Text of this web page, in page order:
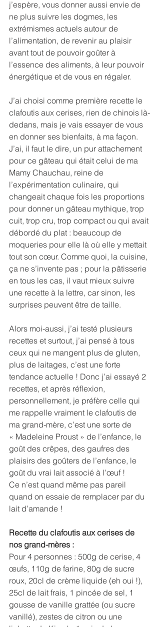
j’espère, vous donner aussi envie de
ne plus suivre les dogmes, les
extrémismes actuels autour de
l’alimentation, de revenir au plaisir
avant tout de pouvoir goûter à
l’essence des aliments, à leur pouvoir
énergétique et de vous en régaler.
J’ai choisi comme première recette le
clafoutis aux cerises, rien de chinois là-
dedans, mais je vais essayer de vous
en donner ses bienfaits, à ma façon.
J’ai, il faut le dire, un pur attachement
pour ce gâteau qui était celui de ma
Mamy Chauchau, reine de
l’expérimentation culinaire, qui
changeait chaque fois les proportions
pour donner un gâteau mythique, trop
cuit, trop cru, trop compact ou qui avait
débordé du plat : beaucoup de
moqueries pour elle là où elle y mettait
tout son cœur. Comme quoi, la cuisine,
ça ne s’invente pas ; pour la pâtisserie
en tous les cas, il vaut mieux suivre
une recette à la lettre, car sinon, les
surprises peuvent être de taille.
Alors moi-aussi, j’ai testé plusieurs
recettes et surtout, j’ai pensé à tous
ceux qui ne mangent plus de gluten,
plus de laitages, c’est une forte
tendance actuelle ! Donc j’ai essayé 2
recettes, et après réflexion,
personnellement, je préfère celle qui
me rappelle vraiment le clafoutis de
ma grand-mère, c’est une sorte de
« Madeleine Proust » de l’enfance, le
goût des crêpes, des gaufres des
plaisirs des goûters de l’enfance, le
goût du vrai lait associé à l’œuf !
Ce n’est quand même pas pareil
quand on essaie de remplacer par du
lait d’amande !
Recette du clafoutis aux cerises de
nos grand-mères :
Pour 4 personnes : 500g de cerise, 4
œufs, 110g de farine, 80g de sucre
roux, 20cl de crème liquide (eh oui !),
25cl de lait frais, 1 pincée de sel, 1
gousse de vanille grattée (ou sucre
vanillé), zestes de citron ou une